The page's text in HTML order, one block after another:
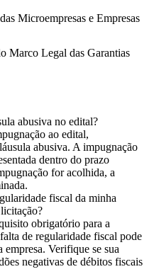
Microempresas e Empresas
Marco Legal das Garantias
abusiva no edital?
ao edital,
abusiva. A impugnação
dentro do prazo
for acolhida, a
fiscal da minha
obrigatório para a
de regularidade fiscal pode
empresa. Verifique se sua
negativas de débitos fiscais